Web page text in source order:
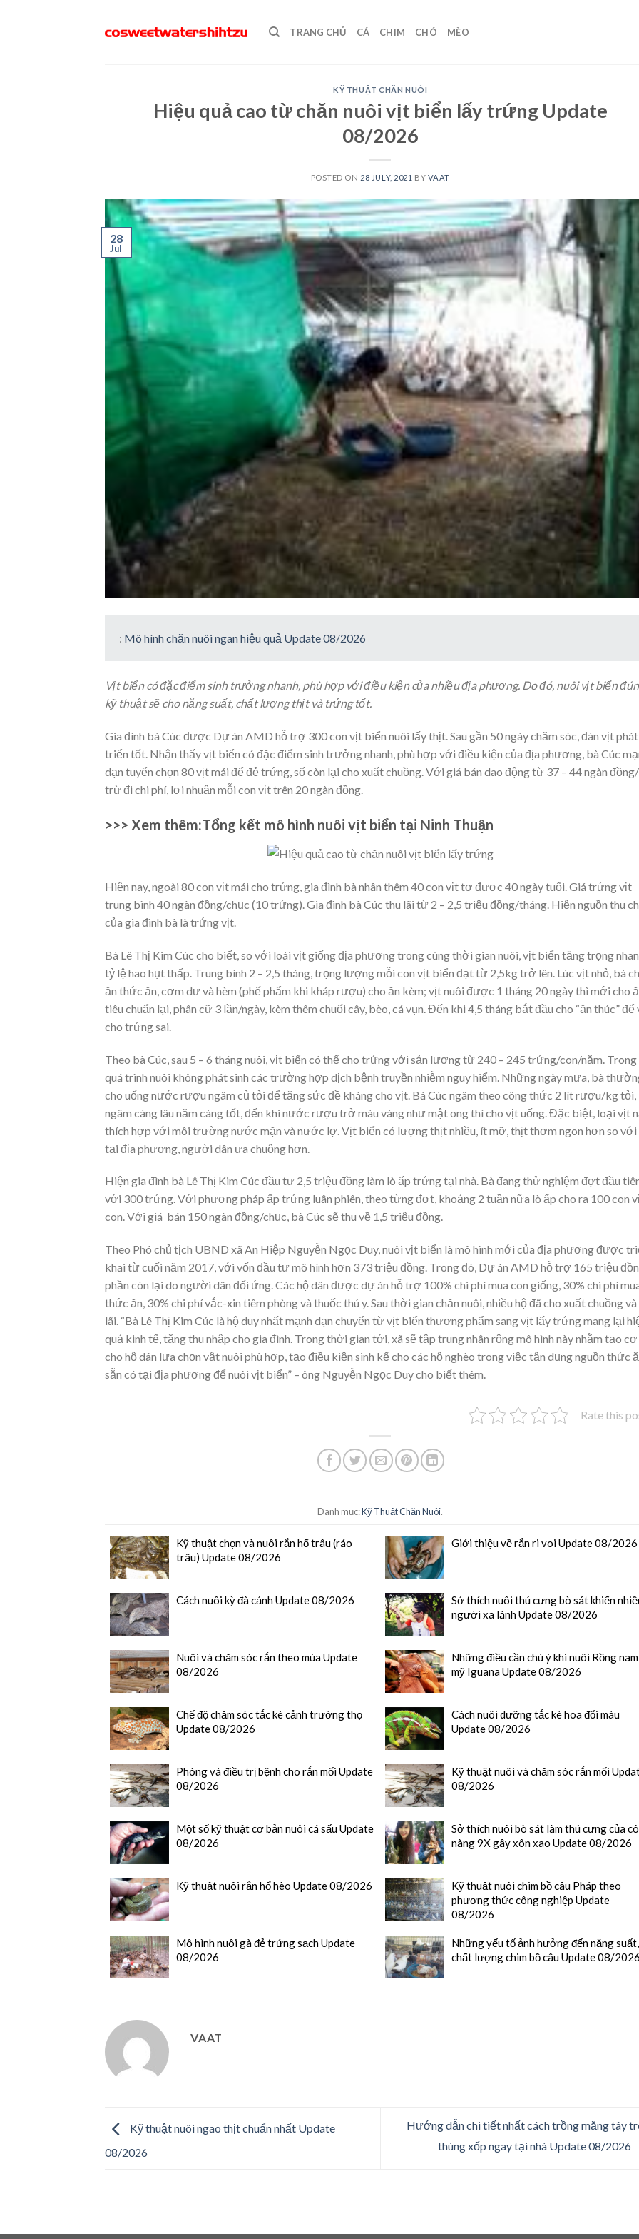
TRANG CHỦ CÁ CHIM CHÓ MÈO
KỸ THUẬT CHĂN NUÔI
Hiệu quả cao từ chăn nuôi vịt biển lấy trứng Update
08/2026
POSTED ON 28 JULY, 2021 BY VAAT
28
Jul
: Mô hình chăn nuôi ngan hiệu quả Update 08/2026
Vịt biển có đặc điểm sinh trưởng nhanh, phù hợp với điều kiện của nhiều địa phương. Do đó, nuôi vịt biển
kỹ thuật sẽ cho năng suất, chất lượng thịt và trứng tốt.
Gia đình bà Cúc được Dự án AMD hỗ trợ 300 con vịt biển nuôi lấy thịt. Sau gần 50 ngày chăm sóc, đàn vịt phát
triển tốt. Nhận thấy vịt biển có đặc điểm sinh trưởng nhanh, phù hợp với điều kiện của địa phương, bà Cúc
dạn tuyển chọn 80 vịt mái để đẻ trứng, số còn lại cho xuất chuồng. Với giá bán dao động từ 37 – 44 ngàn
trừ đi chi phí, lợi nhuận mỗi con vịt trên 20 ngàn đồng.
>>> Xem thêm:Tổng kết mô hình nuôi vịt biển tại Ninh Thuận
Hiện nay, ngoài 80 con vịt mái cho trứng, gia đình bà nhân thêm 40 con vịt tơ được 40 ngày tuổi. Giá trứng vịt
trung bình 40 ngàn đồng/chục (10 trứng). Gia đình bà Cúc thu lãi từ 2 – 2,5 triệu đồng/tháng. Hiện nguồn thu
của gia đình bà là trứng vịt.
Bà Lê Thị Kim Cúc cho biết, so với loài vịt giống địa phương trong cùng thời gian nuôi, vịt biển tăng trọng
tỷ lệ hao hụt thấp. Trung bình 2 – 2,5 tháng, trọng lượng mỗi con vịt biển đạt từ 2,5kg trở lên. Lúc vịt nhỏ, bà
ăn thức ăn, cơm dư và hèm (phế phẩm khi kháp rượu) cho ăn kèm; vịt nuôi được 1 tháng 20 ngày thì mới cho
tiêu chuẩn lại, phân cữ 3 lần/ngày, kèm thêm chuối cây, bèo, cá vụn. Đến khi 4,5 tháng bắt đầu cho “ăn thúc” để
cho trứng sai.
Theo bà Cúc, sau 5 – 6 tháng nuôi, vịt biển có thể cho trứng với sản lượng từ 240 – 245 trứng/con/năm. Trong
quá trình nuôi không phát sinh các trường hợp dịch bệnh truyền nhiễm nguy hiểm. Những ngày mưa, bà
cho uống nước rượu ngâm củ tỏi để tăng sức đề kháng cho vịt. Bà Cúc ngâm theo công thức 2 lít rượu/kg tỏi,
ngâm càng lâu năm càng tốt, đến khi nước rượu trở màu vàng như mật ong thì cho vịt uống. Đặc biệt, loại vịt
thích hợp với môi trường nước mặn và nước lợ. Vịt biển có lượng thịt nhiều, ít mỡ, thịt thơm ngon hơn so
tại địa phương, người dân ưa chuộng hơn.
Hiện gia đình bà Lê Thị Kim Cúc đầu tư 2,5 triệu đồng làm lò ấp trứng tại nhà. Bà đang thử nghiệm đợt đầu
với 300 trứng. Với phương pháp ấp trứng luân phiên, theo từng đợt, khoảng 2 tuần nữa lò ấp cho ra 100 con
con. Với giá bán 150 ngàn đồng/chục, bà Cúc sẽ thu về 1,5 triệu đồng.
Theo Phó chủ tịch UBND xã An Hiệp Nguyễn Ngọc Duy, nuôi vịt biển là mô hình mới của địa phương được
khai từ cuối năm 2017, với vốn đầu tư mô hình hơn 373 triệu đồng. Trong đó, Dự án AMD hỗ trợ 165 triệu
phần còn lại do người dân đối ứng. Các hộ dân được dự án hỗ trợ 100% chi phí mua con giống, 30% chi phí
thức ăn, 30% chi phí vắc-xin tiêm phòng và thuốc thú y. Sau thời gian chăn nuôi, nhiều hộ đã cho xuất chuồng và
lãi. “Bà Lê Thị Kim Cúc là hộ duy nhất mạnh dạn chuyển từ vịt biển thương phẩm sang vịt lấy trứng mang lại
quả kinh tế, tăng thu nhập cho gia đình. Trong thời gian tới, xã sẽ tập trung nhân rộng mô hình này nhằm tạo
cho hộ dân lựa chọn vật nuôi phù hợp, tạo điều kiện sinh kế cho các hộ nghèo trong việc tận dụng nguồn thức
sẵn có tại địa phương để nuôi vịt biển” – ông Nguyễn Ngọc Duy cho biết thêm.
Rate this
Danh mục:Kỹ Thuật Chăn Nuôi.
Kỹ thuật chọn và nuôi rắn hổ trâu (ráo
trâu) Update 08/2026
Giới thiệu về rắn ri voi Update 08/2026
Cách nuôi kỳ đà cảnh Update 08/2026
Sở thích nuôi thú cưng bò sát khiến
người xa lánh Update 08/2026
Nuôi và chăm sóc rắn theo mùa Update
08/2026
Những điều cần chú ý khi nuôi Rồng nam
mỹ Iguana Update 08/2026
Chế độ chăm sóc tắc kè cảnh trường thọ
Update 08/2026
Cách nuôi dưỡng tắc kè hoa đổi màu
Update 08/2026
Phòng và điều trị bệnh cho rắn mối Update
08/2026
Kỹ thuật nuôi và chăm sóc rắn mối
08/2026
Một số kỹ thuật cơ bản nuôi cá sấu Update
08/2026
Sở thích nuôi bò sát làm thú cưng của cô
nàng 9X gây xôn xao Update 08/2026
Kỹ thuật nuôi rắn hổ hèo Update 08/2026
Kỹ thuật nuôi chim bồ câu Pháp theo
phương thức công nghiệp Update
08/2026
Mô hình nuôi gà đẻ trứng sạch Update
08/2026
Những yếu tố ảnh hưởng đến năng suất,
chất lượng chim bồ câu Update 08/2026
VAAT
Kỹ thuật nuôi ngao thịt chuẩn nhất Update
08/2026
Hướng dẫn chi tiết nhất cách trồng măng tây
thùng xốp ngay tại nhà Update 08/2026